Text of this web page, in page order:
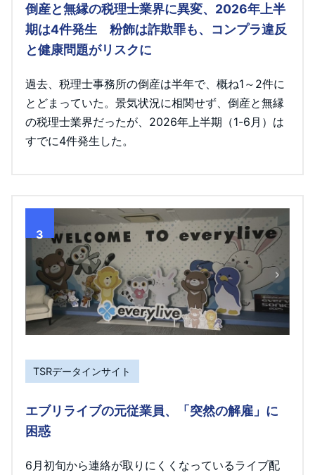
倒産と無縁の税理士業界に異変、2026年上半
期は4件発生 粉飾は詐欺罪も、コンプラ違反
と健康問題がリスクに
過去、税理士事務所の倒産は半年で、概ね1～2件に
とどまっていた。景気状況に相関せず、倒産と無縁
の税理士業界だったが、2026年上半期（1-6月）は
すでに4件発生した。
3
TSRデータインサイト
エブリライブの元従業員、「突然の解雇」に
困惑
6月初旬から連絡が取りにくくなっているライブ配